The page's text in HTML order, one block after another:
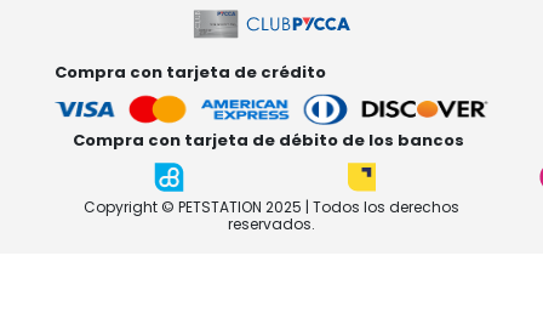
Compra con tarjeta de crédito
Compra con tarjeta de débito de los bancos
Copyright © PETSTATION 2025 | Todos los derechos
reservados.